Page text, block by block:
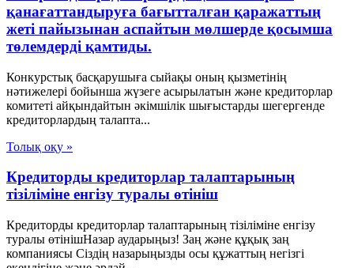
қанағаттандыруға бағытталған қаражаттың
жеті пайызынан аспайтын мөлшерде қосымша
төлемдерді қамтиды.
Конкурстық басқарушыға сыйақы оның қызметінің
нәтижелері бойынша жүзеге асырылатын және кредиторлар
комитеті айқындайтын әкімшілік шығыстарды шегергенде
кредиторлардың талапта...
Толық оқу »
Кредиторды кредиторлар талаптарының
тізіліміне енгізу туралы өтініш
Кредиторды кредиторлар талаптарының тізіліміне енгізу
туралы өтінішНазар аударыңыз! Заң және құқық заң
компаниясы Сіздің назарыңызды осы құжаттың негізгі